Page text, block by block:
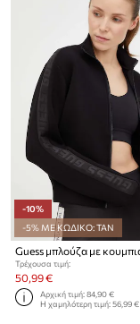
-10%
-5% ΜΕ ΚΩΔΙΚΟ: TAN
Τρέχουσα τιμή:
50,99 €
Αρχική τιμή:84,90 €
Η χαμηλότερη τιμή:56,99 €